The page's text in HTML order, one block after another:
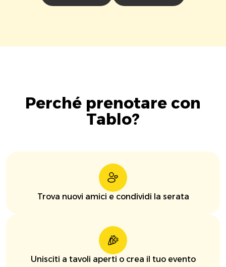
Perché prenotare con
Tablo?
Trova nuovi amici e condividi la serata
Unisciti a tavoli aperti o crea il tuo evento